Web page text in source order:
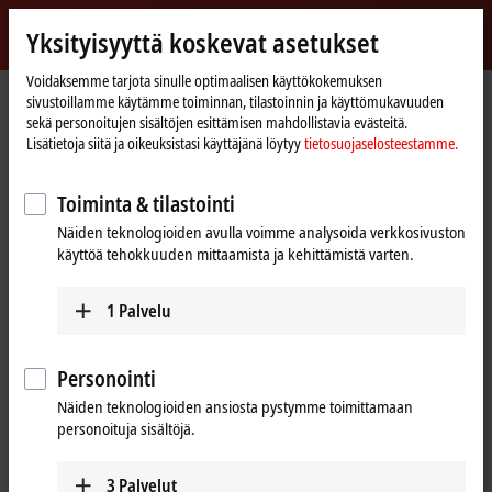
Beckhoff
-
New
Automation
Technology
myBeckhoff
KotisivuYritys
Uutiset
SPS 2025, Day 3: Beckhoff Live + Interactive, Nov 27, 2025
Kun napsautat ”Hyväksy”, näytämme videon ja mukautamme
Yksityisyyttä koskevat asetukset
Voidaksemme tarjota sinulle optimaalisen käyttökokemuksen
sivustoillamme käytämme toiminnan, tilastoinnin ja käyttömukavuuden
sekä personoitujen sisältöjen esittämisen mahdollistavia evästeitä.
Lisätietoja siitä ja oikeuksistasi käyttäjänä löytyytietosuojaselosteestamme.
Toiminta & tilastointi
Näiden teknologioiden avulla voimme analysoida verkkosivuston
käyttöä tehokkuuden mittaamista ja kehittämistä varten.
1 Palvelu
Personointi
Näiden teknologioiden ansiosta pystymme toimittamaan
personoituja sisältöjä.
3 Palvelut